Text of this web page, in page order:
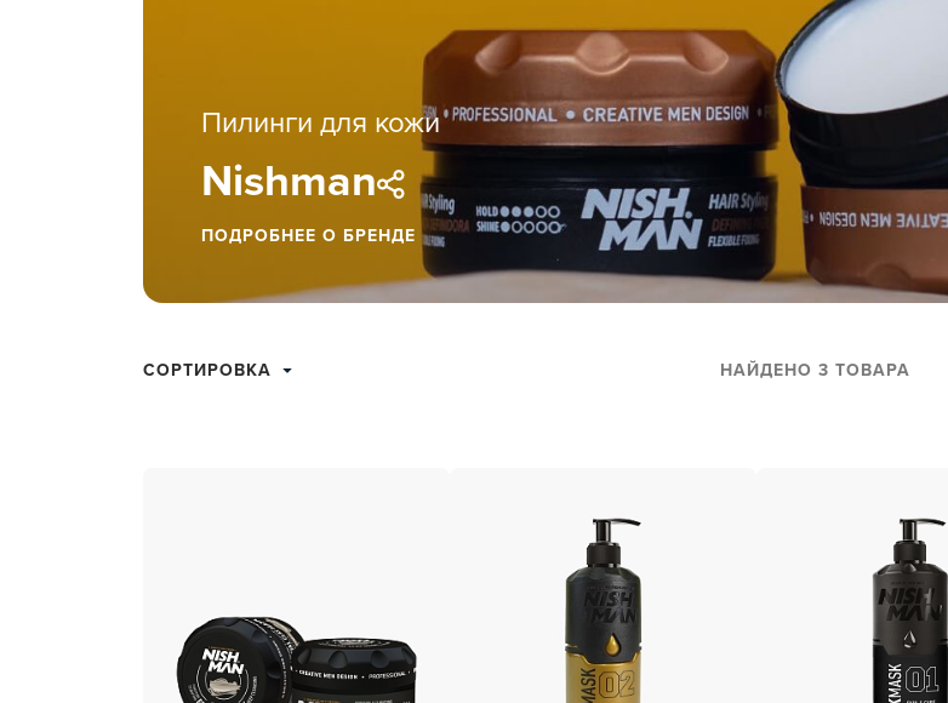
Стайлинг
Окрашивание и камуфляж
Средства для бритья и
Глубокая очистка и detox
Кератин и ботокс для волос
Полотенца пеньюары
фартуки и одежда
Стерилизация и
дезинфекция
Чемоданы сумки и хранение
Nishman
Пилинги для кожи
ПОДРОБНЕЕ О БРЕНДЕ
СОРТИРОВКА НАЙДЕНО 3 ТОВАРА
У нас есть
для твоего
В новом